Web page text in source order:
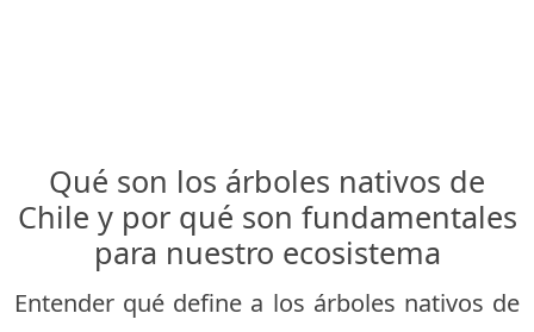
Qué son los árboles nativos de
Chile y por qué son fundamentales
para nuestro ecosistema
Entender qué define a los árboles nativos de